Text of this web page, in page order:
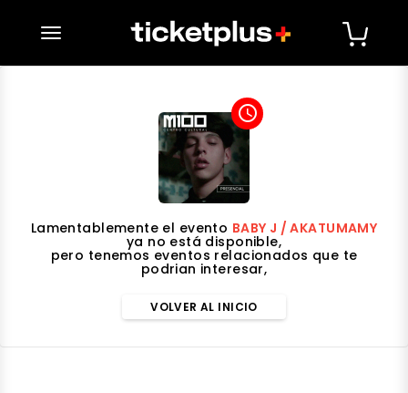
desplegar navegación
access_time
Lamentablemente el evento BABY J / AKATUMAMY
ya no está disponible,
pero tenemos eventos relacionados que te
podrian interesar,
VOLVER AL INICIO